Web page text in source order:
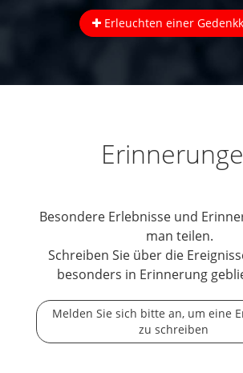
Erleuchten einer
Besondere Erlebnisse und
man teilen.
Schreiben Sie über die
besonders in Erinnerung
Melden Sie sich bitte an, um eine
zu schreiben